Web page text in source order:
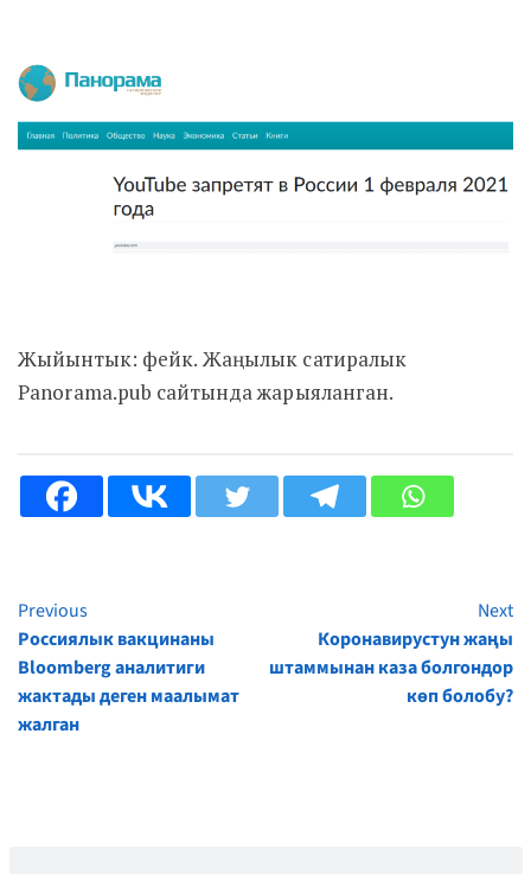
Жыйынтык: фейк. Жаңылык сатиралык
Panorama.pub сайтында жарыяланган.
Continue
Reading
Previous
Россиялык вакцинаны
Bloomberg аналитиги
жактады деген маалымат
жалган
Next
Коронавирустун жаңы
штаммынан каза болгондор
көп болобу?